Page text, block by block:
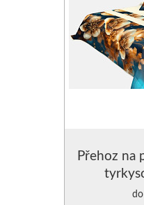
Přehoz na